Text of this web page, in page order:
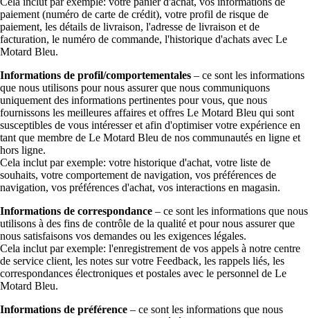
paiement (numéro de carte de crédit), votre profil de risque de
paiement, les détails de livraison, l'adresse de livraison et de
facturation, le numéro de commande, l'historique d'achats avec Le
Motard Bleu.
Informations de profil/comportementales – ce sont les informations
que nous utilisons pour nous assurer que nous communiquons
uniquement des informations pertinentes pour vous, que nous
fournissons les meilleures affaires et offres Le Motard Bleu qui sont
susceptibles de vous intéresser et afin d'optimiser votre expérience en
tant que membre de Le Motard Bleu de nos communautés en ligne et
hors ligne.
Cela inclut par exemple: votre historique d'achat, votre liste de
souhaits, votre comportement de navigation, vos préférences de
navigation, vos préférences d'achat, vos interactions en magasin.
Informations de correspondance – ce sont les informations que nous
utilisons à des fins de contrôle de la qualité et pour nous assurer que
nous satisfaisons vos demandes ou les exigences légales.
Cela inclut par exemple: l'enregistrement de vos appels à notre centre
de service client, les notes sur votre Feedback, les rappels liés, les
correspondances électroniques et postales avec le personnel de Le
Motard Bleu.
Informations de préférence – ce sont les informations que nous